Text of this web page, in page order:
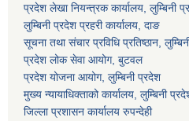
प्रदेश लेखा नियन्त्रक कार्यालय, लुम्बिनी
लुम्बिनी प्रदेश प्रहरी कार्यालय, दाङ
सूचना तथा संचार प्रविधि प्रतिष्ठान,
प्रदेश लोक सेवा आयोग, बुटवल
प्रदेश योजना आयोग, लुम्बिनी प्रदेश
मुख्य न्यायाधिक्ताको कार्यालय, लुम्बिनी
जिल्ला प्रशासन कार्यालय रुपन्देही